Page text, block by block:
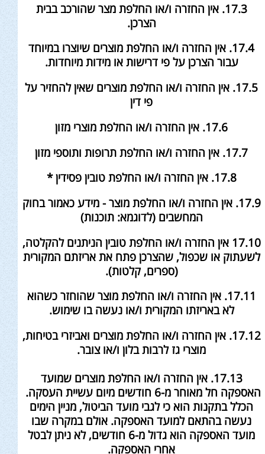
17.3. אין החזרה ו/או החלפת מצר שהורכב בבית
הצרכן.
17.4. אין החזרה ו/או החלפת מוצרים שיוצרו במיוחד
עבור הצרכן על פי דרישות או מידות מיוחדות.
17.5. אין החזרה ו/או החלפת מוצרים שאין להחזיר על
פי דין
17.6. אין החזרה ו/או החלפת מוצרי מזון
17.7. אין החזרה ו/או החלפת תרופות ותוספי מזון
17.8. אין החזרה ו/או החלפת טובין פסידין *
17.9. אין החזרה ו/או החלפת מוצר - מידע כאמור בחוק
המחשבים (לדוגמא: תוכנות)
17.10 אין החזרה ו/או החלפת טובין הניתנים להקלטה,
לשעתוק או שכפול, שהצרכן פתח את אריזתם המקורית
(ספרים, קלטות).
17.11. אין החזרה ו/או החלפת מוצר שהוחזר כשהוא
לא באריזתו המקורית ו/או נעשה בו שימוש.
17.12. אין החזרה ו/או החלפת מוצרים ואביזרי בטיחות,
מוצרי גז לרבות בלון ו/או צובר.
17.13. אין החזרה ו/או החלפת מוצרים שמועד
האספקה חל מאוחר מ-6 חודשים מיום עשיית העסקה.
הכלל בתקנות הוא כי לגבי מועד הביטול, מניין הימים
נעשה בהתאם למועד האספקה. אולם במקרה שבו
מועד האספקה הוא גדול מ-6 חודשים, לא ניתן לבטל
אחרי האספקה.